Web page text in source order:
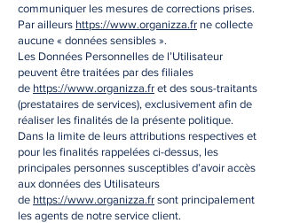
communiquer les mesures de corrections prises.
Par ailleurs https://www.organizza.fr ne collecte
aucune « données sensibles ».
Les Données Personnelles de l’Utilisateur
peuvent être traitées par des filiales
de https://www.organizza.fr et des sous-traitants
(prestataires de services), exclusivement afin de
réaliser les finalités de la présente politique.
Dans la limite de leurs attributions respectives et
pour les finalités rappelées ci-dessus, les
principales personnes susceptibles d’avoir accès
aux données des Utilisateurs
de https://www.organizza.fr sont principalement
les agents de notre service client.